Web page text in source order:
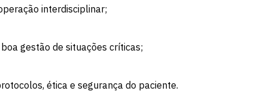
interdisciplinar;
gestão de situações críticas;
ética e segurança do paciente.